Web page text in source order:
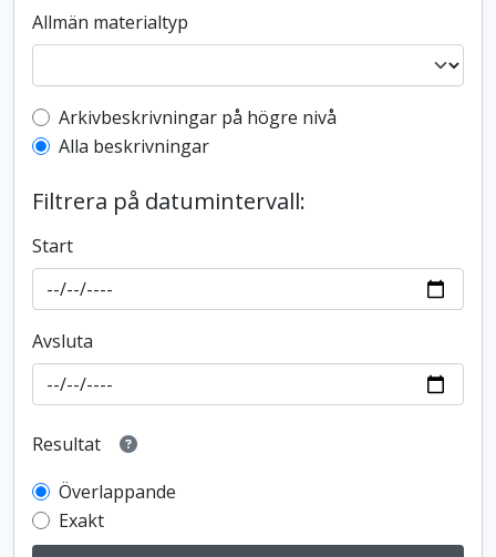
Allmän materialtyp
Top-level description filter
Arkivbeskrivningar på högre nivå
Alla beskrivningar
Filtrera på datumintervall:
Start
Avsluta
Resultat
Överlappande
Exakt